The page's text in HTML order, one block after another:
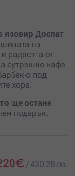
язовир Доспат
на
радостта от
сутрешно кафе
под
хора.
ще остане
подарък.
€ /430.28 лв.